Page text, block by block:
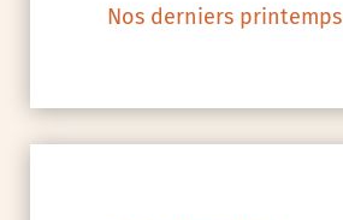
Nos derniers printemps